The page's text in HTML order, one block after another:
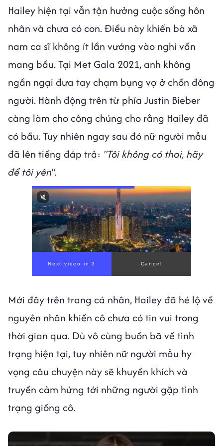
Hailey hiện tại vẫn tận hưởng cuộc sống hôn
nhân và chưa có con. Điều này khiến bà xã
nam ca sĩ không ít lần vướng vào nghi vấn
mang bầu. Tại Met Gala 2021, anh không
ngần ngại đưa tay chạm bụng vợ ở chốn đông
người. Hành động trên từ phía Justin Bieber
càng làm cho công chúng cho rằng Hailey đã
có bầu. Tuy nhiên ngay sau đó nữ người mẫu
đã lên tiếng đáp trả: "Tôi không có thai, hãy
để tôi yên".
Mới đây trên trang cá nhân, Hailey đã hé lộ về
nguyên nhân khiến cô chưa có tin vui trong
thời gian qua. Dù vô cùng buồn bã về tình
trạng hiện tại, tuy nhiên nữ người mẫu hy
vọng câu chuyện này sẽ khuyến khích và
truyền cảm hứng tới những người gặp tình
trạng giống cô.